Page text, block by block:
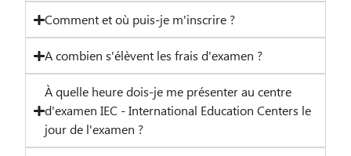
Comment et où puis-je m'inscrire ?
A combien s'élèvent les frais d'examen ?
À quelle heure dois-je me présenter au centre
d'examen IEC - International Education Centers le
jour de l'examen ?